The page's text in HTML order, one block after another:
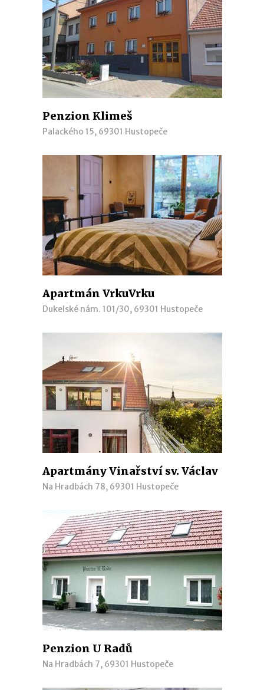
Penzion Klimeš
Palackého 15, 69301 Hustopeče
Apartmán VrkuVrku
Dukelské nám. 101/30, 69301 Hustopeče
Apartmány Vinařství sv. Václav
Na Hradbách 78, 69301 Hustopeče
Penzion U Radů
Na Hradbách 7, 69301 Hustopeče